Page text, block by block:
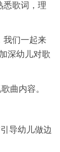
悉歌词，理
我们一起来
深幼儿对歌
曲内容。
导幼儿做边